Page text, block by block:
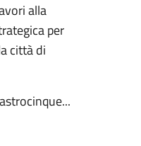
alla
per
città di